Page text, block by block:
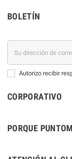
BOLETÍN
Autorizo recibir
CORPORATIVO
PORQUE